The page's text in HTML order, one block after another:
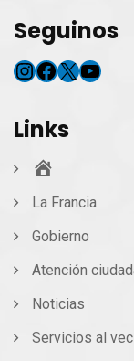
Seguinos
Instagram
Facebook
X
Links
La Francia
Gobierno
Atención
Noticias
Servicios al